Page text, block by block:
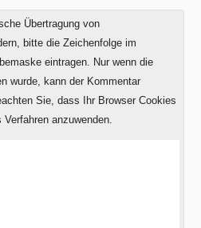
Übertragung von
bitte die Zeichenfolge im
eintragen. Nur wenn die
wurde, kann der Kommentar
Sie, dass Ihr Browser Cookies
anzuwenden.